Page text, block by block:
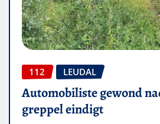
112 LEUDAL
Automobiliste gewond
greppel eindigt